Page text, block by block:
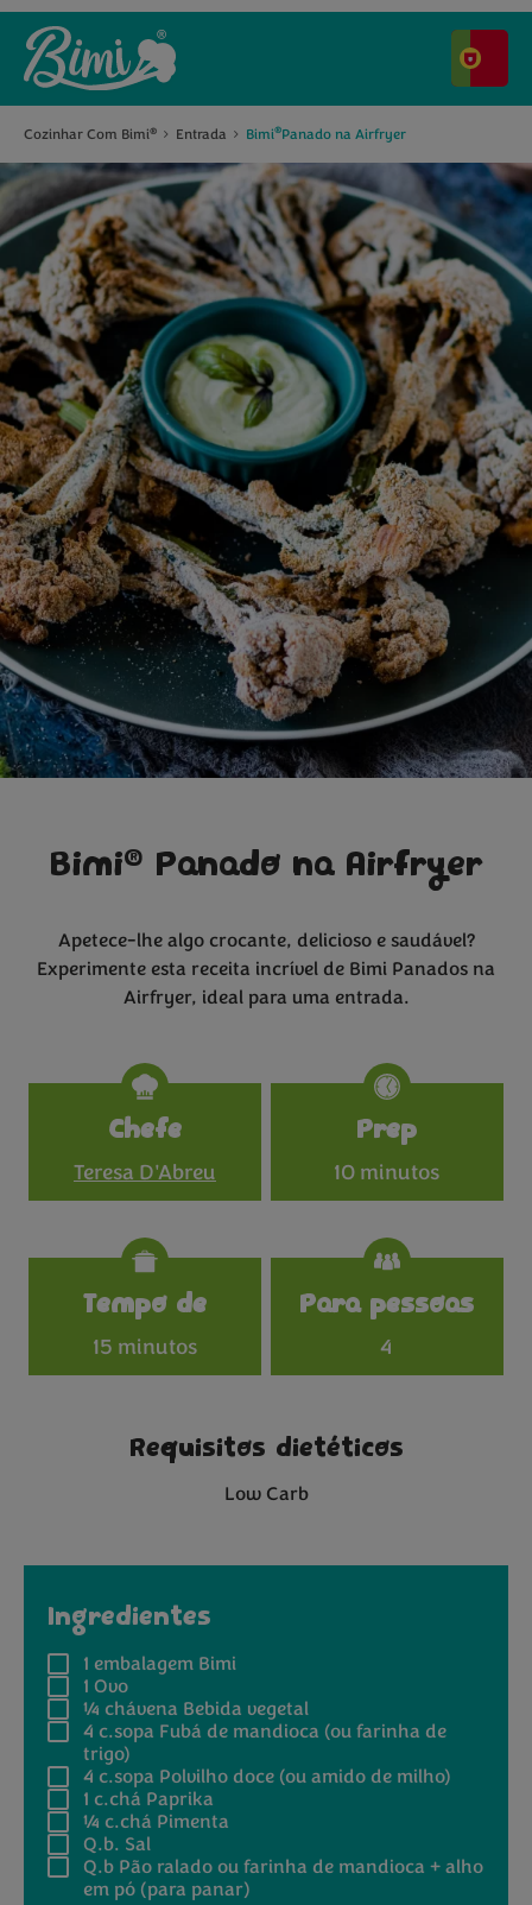
Cozinhar Com Bimi® Entrada Bimi®Panado na Airfryer
Bimi® Panado na Airfryer
Apetece-lhe algo crocante, delicioso e saudável?
Experimente esta receita incrível de Bimi Panados na
Airfryer, ideal para uma entrada.
Specifications
Chefe
Teresa D'Abreu
Prep
10 minutos
Tempo de
15 minutos
Para pessoas
4
Requisitos dietéticos
Low Carb
Ingredientes
1 embalagem Bimi
1 Ovo
¼ chávena Bebida vegetal
4 c.sopa Fubá de mandioca (ou farinha de
trigo)
4 c.sopa Polvilho doce (ou amido de milho)
1 c.chá Paprika
¼ c.chá Pimenta
Q.b. Sal
Q.b Pão ralado ou farinha de mandioca + alho
em pó (para panar)